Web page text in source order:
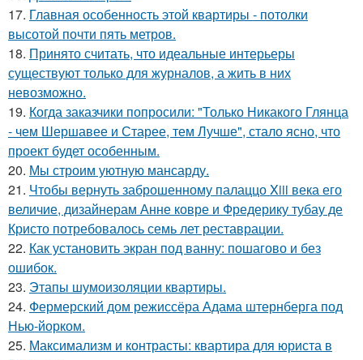
17. Главная особенность этой квартиры - потолки
высотой почти пять метров.
18. Принято считать, что идеальные интерьеры
существуют только для журналов, а жить в них
невозможно.
19. Когда заказчики попросили: "Только Никакого Глянца
- чем Шершавее и Старее, тем Лучше", стало ясно, что
проект будет особенным.
20. Мы строим уютную мансарду.
21. Чтобы вернуть заброшенному палаццо Xiii века его
величие, дизайнерам Анне ковре и Фредерику тубау де
Кристо потребовалось семь лет реставрации.
22. Как установить экран под ванну: пошагово и без
ошибок.
23. Этапы шумоизоляции квартиры.
24. Фермерский дом режиссёра Адама штернберга под
Нью-йорком.
25. Максимализм и контрасты: квартира для юриста в